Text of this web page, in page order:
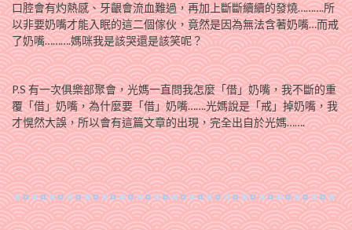
口腔會有灼熱感、牙齦會流血難過，再加上斷斷續續的發燒……….所
以非要奶嘴才能入眠的這二個傢伙，竟然是因為無法含著奶嘴…而戒
了奶嘴……….媽咪我是該哭還是該笑呢？
P.S 有一次俱樂部聚會，光媽一直問我怎麼「借」奶嘴，我不斷的重
覆「借」奶嘴，為什麼要「借」奶嘴…….光媽說是「戒」掉奶嘴，我
才愰然大誤，所以會有這篇文章的出現，完全出自於光媽…….